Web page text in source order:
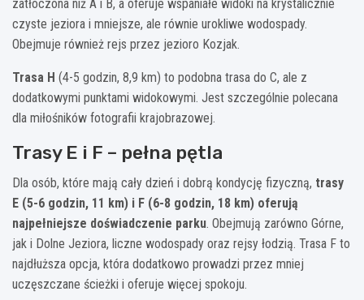
zatłoczona niż A i B, a oferuje wspaniałe widoki na krystalicznie
czyste jeziora i mniejsze, ale równie urokliwe wodospady.
Obejmuje również rejs przez jezioro Kozjak.
Trasa H (4-5 godzin, 8,9 km) to podobna trasa do C, ale z
dodatkowymi punktami widokowymi. Jest szczególnie polecana
dla miłośników fotografii krajobrazowej.
Trasy E i F – pełna pętla
Dla osób, które mają cały dzień i dobrą kondycję fizyczną, trasy
E (5-6 godzin, 11 km) i F (6-8 godzin, 18 km) oferują
najpełniejsze doświadczenie parku. Obejmują zarówno Górne,
jak i Dolne Jeziora, liczne wodospady oraz rejsy łodzią. Trasa F to
najdłuższa opcja, która dodatkowo prowadzi przez mniej
uczęszczane ścieżki i oferuje więcej spokoju.